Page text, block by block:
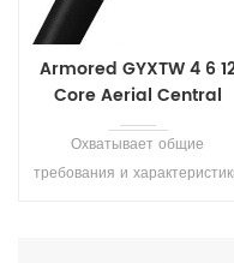
Armored GYXTW 4 6
Core Aerial Central
Tube Fiber Cable
Охватывает общие
требования и